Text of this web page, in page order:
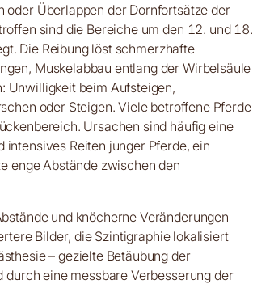
oder Überlappen der Dornfortsätze der
sind die Bereiche um den 12. und 18.
Die Reibung löst schmerzhafte
Muskelabbau entlang der Wirbelsäule
Unwilligkeit beim Aufsteigen,
oder Steigen. Viele betroffene Pferde
Ursachen sind häufig eine
intensives Reiten junger Pferde, ein
enge Abstände zwischen den
und knöcherne Veränderungen
Bilder, die Szintigraphie lokalisiert
– gezielte Betäubung der
eine messbare Verbesserung der